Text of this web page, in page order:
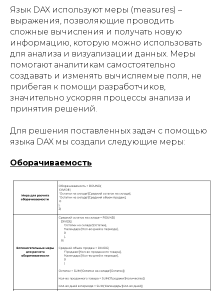
Язык DAX используют меры (measures) –
выражения, позволяющие проводить
сложные вычисления и получать новую
информацию, которую можно использовать
для анализа и визуализации данных. Меры
помогают аналитикам самостоятельно
создавать и изменять вычисляемые поля, не
прибегая к помощи разработчиков,
значительно ускоряя процессы анализа и
принятия решений.
Для решения поставленных задач с помощью
языка DAX мы создали следующие меры:
Оборачиваемость